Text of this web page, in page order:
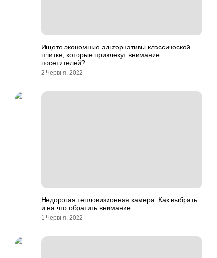
Ищете экономные альтернативы классической
плитке, которые привлекут внимание
посетителей?
2 Червня, 2022
Недорогая тепловизионная камера: Как выбрать
и на что обратить внимание
1 Червня, 2022